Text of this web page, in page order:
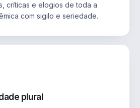
críticas e elogios de toda a
com sigilo e seriedade.
plural